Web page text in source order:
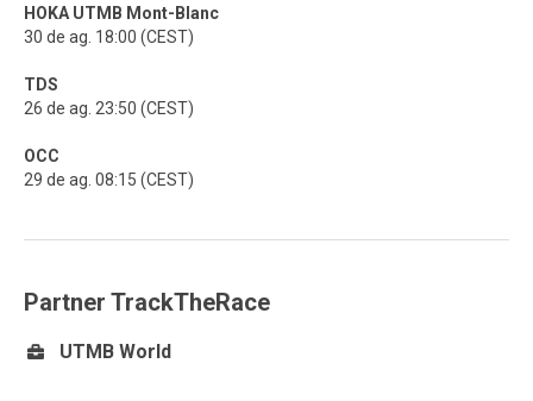
HOKA UTMB Mont-Blanc
30 de ag. 18:00 (CEST)
TDS
26 de ag. 23:50 (CEST)
OCC
29 de ag. 08:15 (CEST)
Partner TrackTheRace
UTMB World